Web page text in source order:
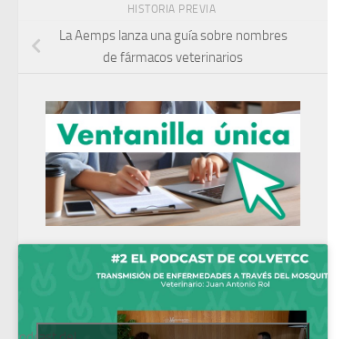
HISTORIA PREVIA
La Aemps lanza una guía sobre nombres
de fármacos veterinarios